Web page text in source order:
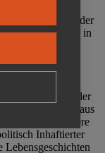
im Oktober
e. V. (MRZ), der
(1860-2002) in
Zuchthaus
steht die
der
SED-Diktatur.
in der
Unrechts aus
Eine besondere
Inhaftierter